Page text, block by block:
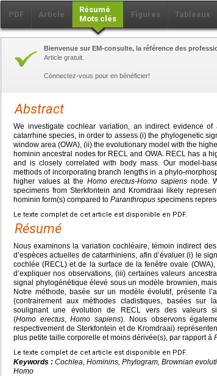
PDF Article
Résumé
Mots clés
Figures Tableaux
Bienvenue sur EM-consulte, la référence des
Article gratuit.
Connectez-vous pour en bénéficier!
Abstract
We investigate cochlear variation, an indirect evidence
catarrhine species, in order to assess (i) the phylogenetic
window area (OWA), (ii) the evolutionary model with the
hominin ancestral nodes for RECL and OWA. RECL has a
and is closely correlated with body mass. Our model-
methods of incorporating branch lengths in a phylo-
higher values at the Homo erectus-Homo sapiens node.
specimens from Sterkfontein and Kromdraai likely
hominin form(s) compared to Paranthropus specimens
Le texte complet de cet article est disponible en PDF.
Résumé
Nous examinons la variation cochléaire, témoin indirect
d’espèces actuelles de catarrhiniens, afin d’évaluer (i) le
cochlée (RECL) et de la surface de la fenêtre ovale
d’expliquer nos observations, (iii) certaines valeurs
signal phylogénétique élevé sous un modèle brownien,
Notre méthode, basée sur un modèle évolutif, présente
(contrairement aux méthodes cladistiques, basées sur
soulignant une évolution de RECL vers des valeurs
(Homo erectus,Homo sapiens). Nous observons
respectivement de Sterkfontein et de Kromdraai)
plus petite taille corporelle et moins dérivée(s), par rapport à
Le texte complet de cet article est disponible en PDF.
Keywords : Cochlea, Hominins, Phylogram, Brownian
Homo